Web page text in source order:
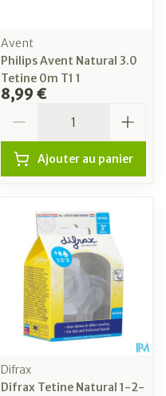
Avent
Philips Avent Natural 3.0
Tetine 0m T1 1
8,99 €
Ajouter au panier
Difrax
Difrax Tetine Natural 1-2-